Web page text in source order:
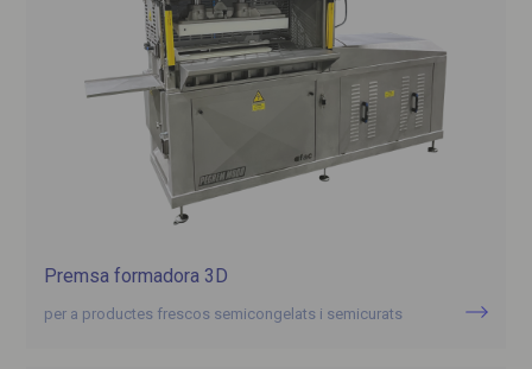
Premsa formadora 3D
per a productes frescos semicongelats i semicurats